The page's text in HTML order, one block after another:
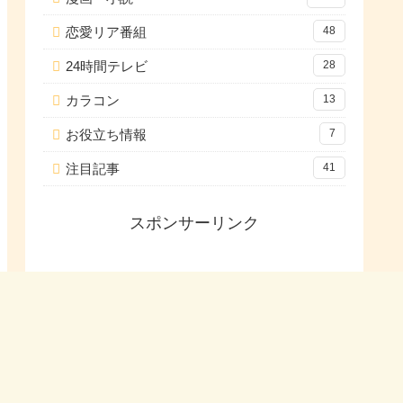
恋愛リア番組 48
24時間テレビ 28
カラコン 13
お役立ち情報 7
注目記事 41
スポンサーリンク